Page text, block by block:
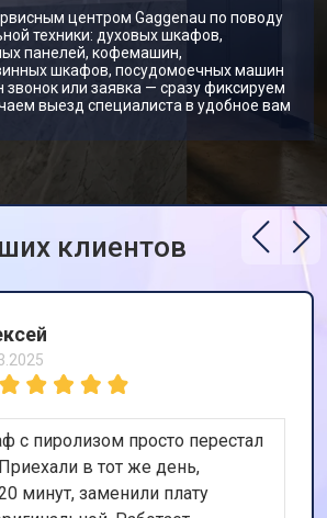
центром Gaggenau по поводу
техники: духовых шкафов,
панелей, кофемашин,
шкафов, посудомоечных машин
или заявка — сразу фиксируем
выезд специалиста в удобное вам
клиентов
с пиролизом просто перестал
в тот же день,
минут, заменили плату